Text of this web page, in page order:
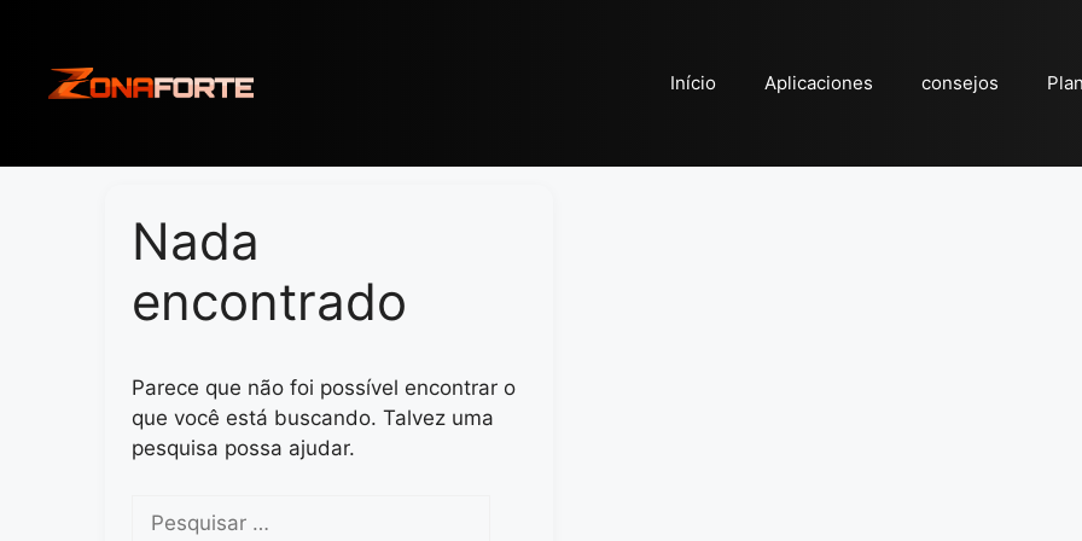
conteúdo
Início Aplicaciones consejos
Nada
encontrado
Parece que não foi possível encontrar o
que você está buscando. Talvez uma
pesquisa possa ajudar.